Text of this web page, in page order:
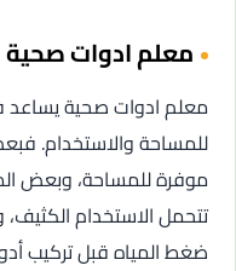
معلم ادوات صحية
معلم ادوات صحية يساعد
للمساحة والاستخدام.
موفرة للمساحة، وبعض
تتحمل الاستخدام
ضغط المياه قبل تركيب